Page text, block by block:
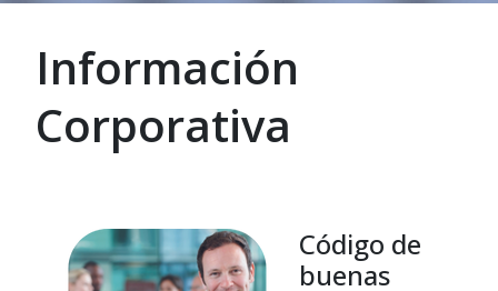
Información
Corporativa
Código de
buenas